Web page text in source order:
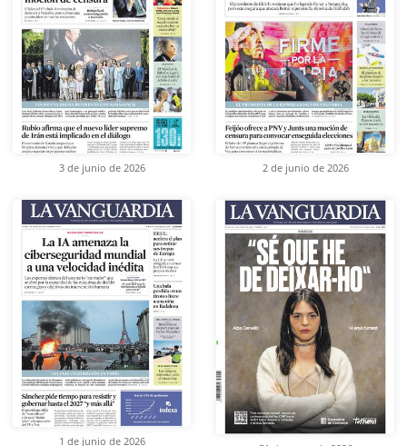
3 de junio de 2026 2 de junio de 2026
1 de junio de 2026